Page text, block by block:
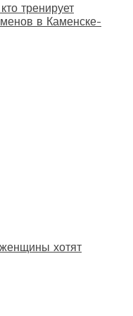
тренирует
в Каменске-
хотят